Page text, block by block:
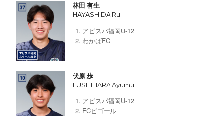
林田 有生
HAYASHIDA Rui
アビスパ福岡U-12
わかばFC
伏原 歩
FUSHIHARA Ayumu
アビスパ福岡U-12
FCビゴール